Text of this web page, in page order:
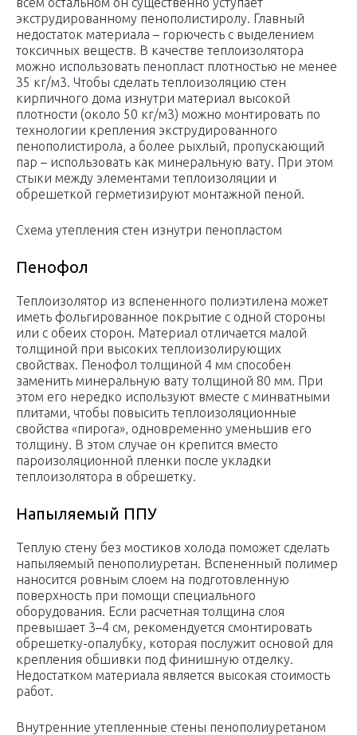
экструдированному пенополистиролу. Главный
недостаток материала – горючесть с выделением
токсичных веществ. В качестве теплоизолятора
можно использовать пенопласт плотностью не менее
35 кг/м3. Чтобы сделать теплоизоляцию стен
кирпичного дома изнутри материал высокой
плотности (около 50 кг/м3) можно монтировать по
технологии крепления экструдированного
пенополистирола, а более рыхлый, пропускающий
пар – использовать как минеральную вату. При этом
стыки между элементами теплоизоляции и
обрешеткой герметизируют монтажной пеной.
Схема утепления стен изнутри пенопластом
Пенофол
Теплоизолятор из вспененного полиэтилена может
иметь фольгированное покрытие с одной стороны
или с обеих сторон. Материал отличается малой
толщиной при высоких теплоизолирующих
свойствах. Пенофол толщиной 4 мм способен
заменить минеральную вату толщиной 80 мм. При
этом его нередко используют вместе с минватными
плитами, чтобы повысить теплоизоляционные
свойства «пирога», одновременно уменьшив его
толщину. В этом случае он крепится вместо
пароизоляционной пленки после укладки
теплоизолятора в обрешетку.
Напыляемый ППУ
Теплую стену без мостиков холода поможет сделать
напыляемый пенополиуретан. Вспененный полимер
наносится ровным слоем на подготовленную
поверхность при помощи специального
оборудования. Если расчетная толщина слоя
превышает 3–4 см, рекомендуется смонтировать
обрешетку-опалубку, которая послужит основой для
крепления обшивки под финишную отделку.
Недостатком материала является высокая стоимость
работ.
Внутренние утепленные стены пенополиуретаном